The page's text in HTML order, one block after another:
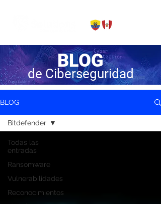
BLOG
de Ciberseguridad
BLOG
Todas las
entradas
Ransomware
Vulnerabilidades
Reconocimientos
Bitdefender